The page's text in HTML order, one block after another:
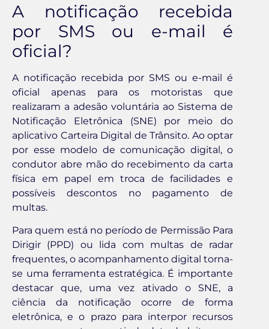
A notificação recebida
por SMS ou e-mail é
oficial?
A notificação recebida por SMS ou e-mail é
oficial apenas para os motoristas que
realizaram a adesão voluntária ao Sistema de
Notificação Eletrônica (SNE) por meio do
aplicativo Carteira Digital de Trânsito. Ao optar
por esse modelo de comunicação digital, o
condutor abre mão do recebimento da carta
física em papel em troca de facilidades e
possíveis descontos no pagamento de
multas.
Para quem está no período de Permissão Para
Dirigir (PPD) ou lida com multas de radar
frequentes, o acompanhamento digital torna-
se uma ferramenta estratégica. É importante
destacar que, uma vez ativado o SNE, a
ciência da notificação ocorre de forma
eletrônica, e o prazo para interpor recursos